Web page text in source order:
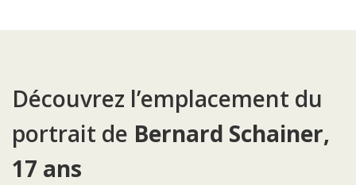
Découvrez l’emplacement du
portrait de Bernard Schainer,
17 ans